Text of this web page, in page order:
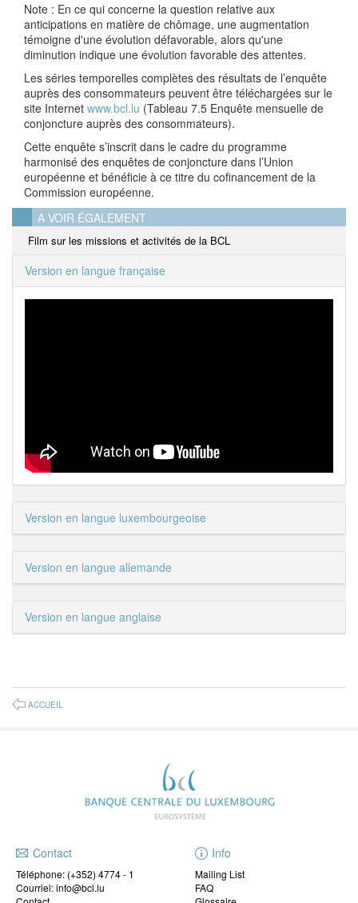
Note : En ce qui concerne la question relative aux
anticipations en matière de chômage, une augmentation
témoigne d'une évolution défavorable, alors qu'une
diminution indique une évolution favorable des attentes.
Les séries temporelles complètes des résultats de l’enquête
auprès des consommateurs peuvent être téléchargées sur le
site Internet www.bcl.lu (Tableau 7.5 Enquête mensuelle de
conjoncture auprès des consommateurs).
Cette enquête s’inscrit dans le cadre du programme
harmonisé des enquêtes de conjoncture dans l’Union
européenne et bénéficie à ce titre du cofinancement de la
Commission européenne.
A VOIR ÉGALEMENT
Film sur les missions et activités de la BCL
Version en langue française
Version en langue luxembourgeoise
Version en langue allemande
Version en langue anglaise
ACCUEIL
Contact
Téléphone: (+352) 4774 - 1
Courriel: info@bcl.lu
Info
Mailing List
FAQ